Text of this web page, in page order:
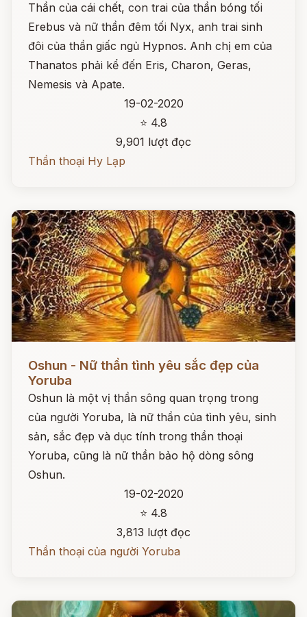
Thần của cái chết, con trai của thần bóng tối
Erebus và nữ thần đêm tối Nyx, anh trai sinh
đôi của thần giấc ngủ Hypnos. Anh chị em của
Thanatos phải kể đến Eris, Charon, Geras,
Nemesis và Apate.
19-02-2020
⭐ 4.8
9,901 lượt đọc
Thần thoại Hy Lạp
Oshun - Nữ thần tình yêu sắc đẹp của
Yoruba
Oshun là một vị thần sông quan trọng trong
của người Yoruba, là nữ thần của tình yêu, sinh
sản, sắc đẹp và dục tính trong thần thoại
Yoruba, cũng là nữ thần bảo hộ dòng sông
Oshun.
19-02-2020
⭐ 4.8
3,813 lượt đọc
Thần thoại của người Yoruba